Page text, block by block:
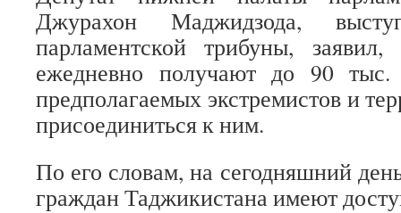
Джурахон Маджидзода,
парламентской трибуны,
ежедневно получают до 90 тыс.
предполагаемых экстремистов и
присоединиться к ним.
По его словам, на сегодняшний
граждан Таджикистана имеют